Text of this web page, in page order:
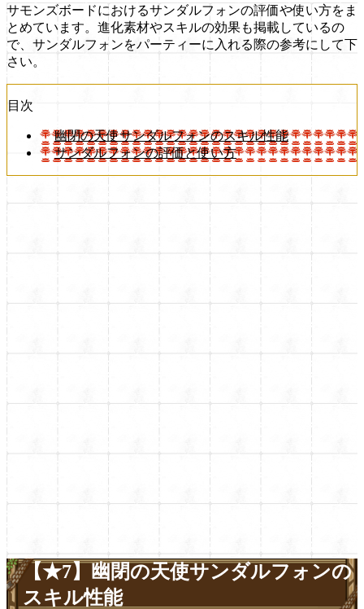
サモンズボードにおけるサンダルフォンの評価や使い方をま
とめています。進化素材やスキルの効果も掲載しているの
で、サンダルフォンをパーティーに入れる際の参考にして下
さい。
目次
幽閉の天使サンダルフォンのスキル性能
サンダルフォンの評価と使い方
【★7】幽閉の天使サンダルフォンの
スキル性能